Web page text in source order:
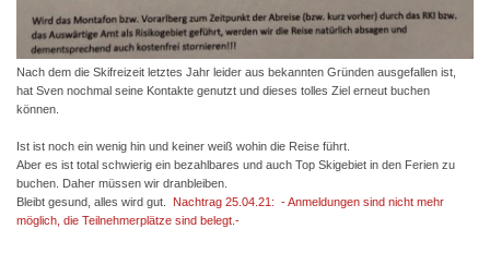
Nach dem die Skifreizeit letztes Jahr leider aus bekannten Gründen ausgefallen ist,
hat Sven nochmal seine Kontakte genutzt und dieses tolles Ziel erneut buchen
können.
Ist ist noch ein wenig hin und keiner weiß wohin die Reise führt.
Aber es ist total schwierig ein bezahlbares und auch Top Skigebiet in den Ferien zu
buchen. Daher müssen wir dranbleiben.
Bleibt gesund, alles wird gut. Nachtrag 25.04.21: - Anmeldungen sind nicht mehr
möglich, die Teilnehmerplätze sind belegt.-